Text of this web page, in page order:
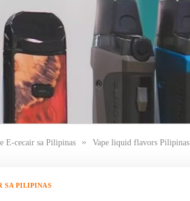
E-cecair sa Pilipinas » Vape liquid flavors Pilipinas
SA PILIPINAS